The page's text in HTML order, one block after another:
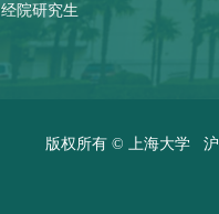
经院研究生
版权所有 © 上海大学